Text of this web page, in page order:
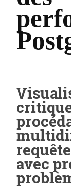
avec